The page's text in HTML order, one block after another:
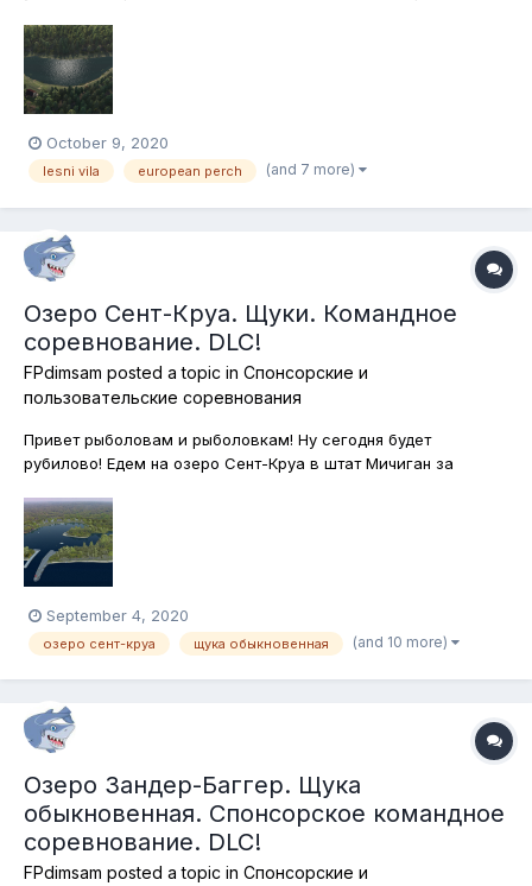
говорится, не фидером единым! И поэтому сегодня
запасаемся ультралёгкими спиннинговыми снастями, ибо
ловить мы будем леснивильских хищников...
October 9, 2020
lesni vila european perch (and 7 more)
Озеро Сент-Круа. Щуки. Командное
соревнование. DLC!
FPdimsam posted a topic in Спонсорские и
пользовательские соревнования
Привет рыболовам и рыболовкам! Ну сегодня будет
рубилово! Едем на озеро Сент-Круа в штат Мичиган за
том, что ловить щук мы будем исключительно на
поверхностные приманки! Подставки, само собой, нелоьзя, а
лодки и каяки - сколько угодно! Кто...
September 4, 2020
озеро сент-круа щука обыкновенная (and 10 more)
Озеро Зандер-Баггер. Щука
обыкновенная. Спонсорское командное
соревнование. DLC!
FPdimsam posted a topic in Спонсорские и